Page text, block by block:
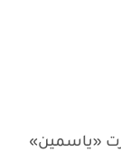
«ياسمين»